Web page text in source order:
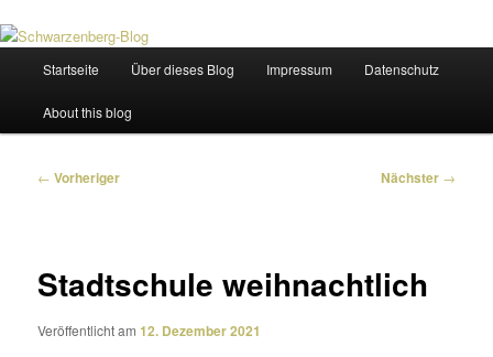
Startseite Über dieses Blog Impressum Datenschutz
About this blog
Beitragsnavigation
← Vorheriger Nächster →
Stadtschule weihnachtlich
Veröffentlicht am12. Dezember 2021